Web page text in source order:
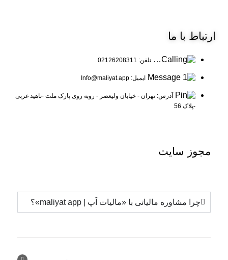
ارتباط با ما
تلفن: 02126208311
ایمیل: Info@maliyat.app
آدرس: تهران - خیابان ولیعصر - روبه روی پارک ملت -ناهید غربی
-پلاک 56
مجوز سایت
چرا مشاوره مالیاتی با «مالیات اَپ | maliyat app»؟